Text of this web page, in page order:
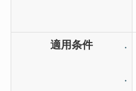
適用条件